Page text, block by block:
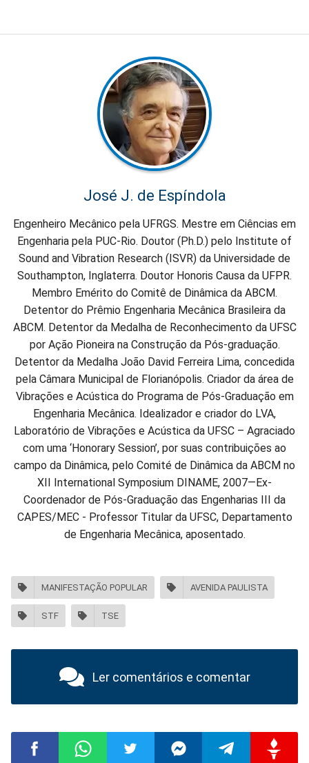
José J. de Espíndola
Engenheiro Mecânico pela UFRGS. Mestre em Ciências em
Engenharia pela PUC-Rio. Doutor (Ph.D.) pelo Institute of
Sound and Vibration Research (ISVR) da Universidade de
Southampton, Inglaterra. Doutor Honoris Causa da UFPR.
Membro Emérito do Comitê de Dinâmica da ABCM.
Detentor do Prêmio Engenharia Mecânica Brasileira da
ABCM. Detentor da Medalha de Reconhecimento da UFSC
por Ação Pioneira na Construção da Pós-graduação.
Detentor da Medalha João David Ferreira Lima, concedida
pela Câmara Municipal de Florianópolis. Criador da área de
Vibrações e Acústica do Programa de Pós-Graduação em
Engenharia Mecânica. Idealizador e criador do LVA,
Laboratório de Vibrações e Acústica da UFSC – Agraciado
com uma ‘Honorary Session’, por suas contribuições ao
campo da Dinâmica, pelo Comité de Dinâmica da ABCM no
XII International Symposium DINAME, 2007—Ex-
Coordenador de Pós-Graduação das Engenharias III da
CAPES/MEC - Professor Titular da UFSC, Departamento
de Engenharia Mecânica, aposentado.
MANIFESTAÇÃO POPULAR AVENIDA PAULISTA
STF TSE
Ler comentários e comentar